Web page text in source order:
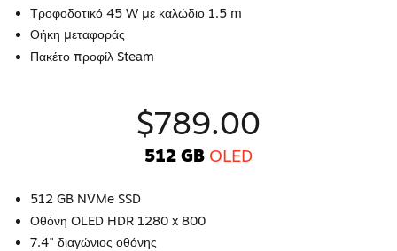
Τροφοδοτικό 45 W με καλώδιο 1.5 m
Θήκη μεταφοράς
Πακέτο προφίλ Steam
$789.00
512 GB OLED
512 GB NVMe SSD
Οθόνη OLED HDR 1280 x 800
7.4" διαγώνιος οθόνης